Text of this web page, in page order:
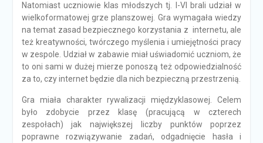
Natomiast uczniowie klas młodszych tj. I-VI brali udział w
wielkoformatowej grze planszowej. Gra wymagała wiedzy
na temat zasad bezpiecznego korzystania z internetu, ale
też kreatywności, twórczego myślenia i umiejętności pracy
w zespole. Udział w zabawie miał uświadomić uczniom, że
to oni sami w dużej mierze ponoszą też odpowiedzialność
za to, czy internet będzie dla nich bezpieczną przestrzenią.
Gra miała charakter rywalizacji międzyklasowej. Celem
było zdobycie przez klasę (pracującą w czterech
zespołach) jak największej liczby punktów poprzez
poprawne rozwiązywanie zadań, odgadnięcie hasła i